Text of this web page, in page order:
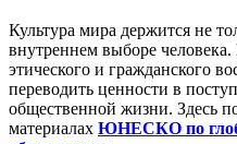
Культура мира держится не
внутреннем выборе
этического и гражданского
переводить ценности в
общественной жизни. Здесь
материалах ЮНЕСКО по